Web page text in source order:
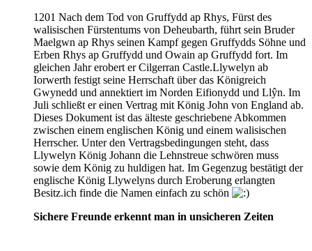
1201 Nach dem Tod von Gruffydd ap Rhys, Fürst des
walisischen Fürstentums von Deheubarth, führt sein Bruder
Maelgwn ap Rhys seinen Kampf gegen Gruffydds Söhne und
Erben Rhys ap Gruffydd und Owain ap Gruffydd fort. Im
gleichen Jahr erobert er Cilgerran Castle.Llywelyn ab
Iorwerth festigt seine Herrschaft über das Königreich
Gwynedd und annektiert im Norden Eifionydd und Llŷn. Im
Juli schließt er einen Vertrag mit König John von England ab.
Dieses Dokument ist das älteste geschriebene Abkommen
zwischen einem englischen König und einem walisischen
Herrscher. Unter den Vertragsbedingungen steht, dass
Llywelyn König Johann die Lehnstreue schwören muss
sowie dem König zu huldigen hat. Im Gegenzug bestätigt der
englische König Llywelyns durch Eroberung erlangten
Besitz.ich finde die Namen einfach zu schön
Sichere Freunde erkennt man in unsicheren Zeiten